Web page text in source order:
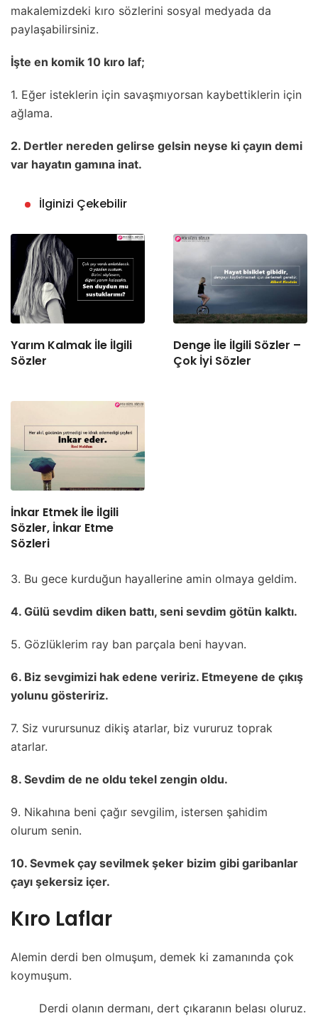
makalemizdeki kıro sözlerini sosyal medyada da
paylaşabilirsiniz.
İşte en komik 10 kıro laf;
1. Eğer isteklerin için savaşmıyorsan kaybettiklerin için
ağlama.
2. Dertler nereden gelirse gelsin neyse ki çayın demi
var hayatın gamına inat.
İlginizi Çekebilir
Yarım Kalmak İle İlgili
Sözler
Denge İle İlgili Sözler –
Çok İyi Sözler
İnkar Etmek İle İlgili
Sözler, İnkar Etme
Sözleri
3. Bu gece kurduğun hayallerine amin olmaya geldim.
4. Gülü sevdim diken battı, seni sevdim götün kalktı.
5. Gözlüklerim ray ban parçala beni hayvan.
6. Biz sevgimizi hak edene veririz. Etmeyene de çıkış
yolunu gösteririz.
7. Siz vurursunuz dikiş atarlar, biz vururuz toprak
atarlar.
8. Sevdim de ne oldu tekel zengin oldu.
9. Nikahına beni çağır sevgilim, istersen şahidim
olurum senin.
10. Sevmek çay sevilmek şeker bizim gibi garibanlar
çayı şekersiz içer.
Kıro Laflar
Alemin derdi ben olmuşum, demek ki zamanında çok
koymuşum.
Derdi olanın dermanı, dert çıkaranın belası oluruz.